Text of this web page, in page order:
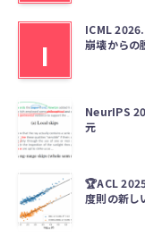
I
ICML
崩壊からの
NeurIPS
元
🏆ACL
度則の新し